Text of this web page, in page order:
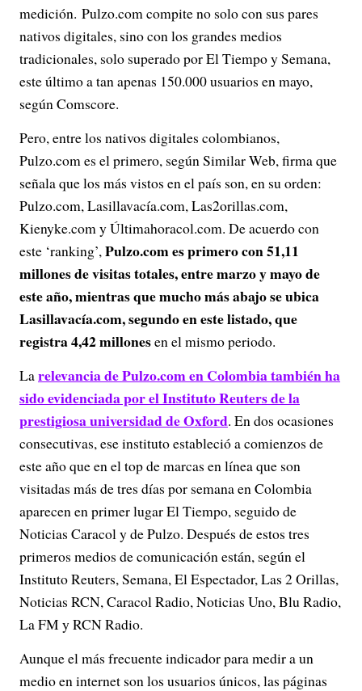
medición. Pulzo.com compite no solo con sus pares
nativos digitales, sino con los grandes medios
tradicionales, solo superado por El Tiempo y Semana,
este último a tan apenas 150.000 usuarios en mayo,
según Comscore.
Pero, entre los nativos digitales colombianos,
Pulzo.com es el primero, según Similar Web, firma que
señala que los más vistos en el país son, en su orden:
Pulzo.com, Lasillavacía.com, Las2orillas.com,
Kienyke.com y Últimahoracol.com. De acuerdo con
este ‘ranking’,Pulzo.com es primero con 51,11
millones de visitas totales, entre marzo y mayo de
este año, mientras que mucho más abajo se ubica
Lasillavacía.com, segundo en este listado, que
registra 4,42 millonesen el mismo periodo.
Larelevancia de Pulzo.com en Colombia también ha
sido evidenciada por el Instituto Reuters de la
prestigiosa universidad de Oxford. En dos ocasiones
consecutivas, ese instituto estableció a comienzos de
este año que en el top de marcas en línea que son
visitadas más de tres días por semana en Colombia
aparecen en primer lugar El Tiempo, seguido de
Noticias Caracol y de Pulzo. Después de estos tres
primeros medios de comunicación están, según el
Instituto Reuters, Semana, El Espectador, Las 2 Orillas,
Noticias RCN, Caracol Radio, Noticias Uno, Blu Radio,
La FM y RCN Radio.
Aunque el más frecuente indicador para medir a un
medio en internet son los usuarios únicos, las páginas